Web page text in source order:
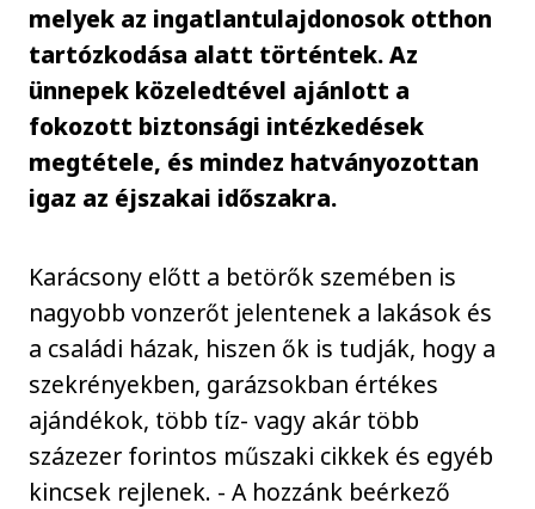
melyek az ingatlantulajdonosok otthon
tartózkodása alatt történtek. Az
ünnepek közeledtével ajánlott a
fokozott biztonsági intézkedések
megtétele, és mindez hatványozottan
igaz az éjszakai időszakra.
Karácsony előtt a betörők szemében is
nagyobb vonzerőt jelentenek a lakások és
a családi házak, hiszen ők is tudják, hogy a
szekrényekben, garázsokban értékes
ajándékok, több tíz- vagy akár több
százezer forintos műszaki cikkek és egyéb
kincsek rejlenek. - A hozzánk beérkező